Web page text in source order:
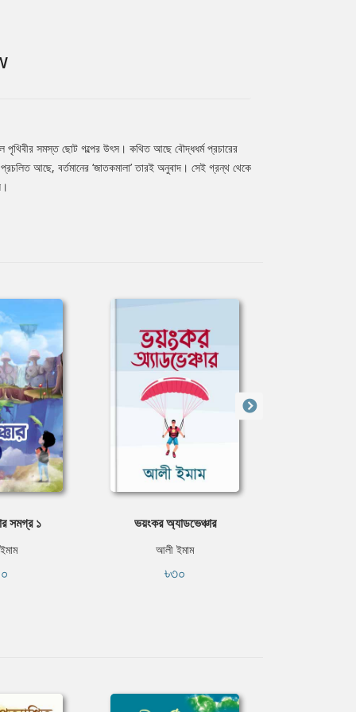
পৃথিবীর সমস্ত ছোট গল্পের উৎস। কথিত আছে বৌদ্ধধর্ম প্রচারের
আছে, বর্তমানের ‘জাতকমালা’ তারই অনুবাদ। সেই গ্রন্থ থেকে
সমগ্র ১ ভয়ংকর অ্যাডভেঞ্চার
আলী ইমাম
৳৩০